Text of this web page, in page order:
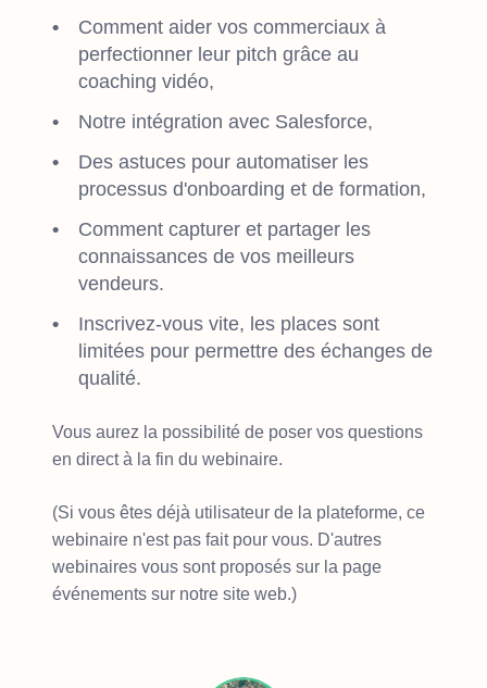
Comment aider vos commerciaux à
perfectionner leur pitch grâce au
coaching vidéo,
Notre intégration avec Salesforce,
Des astuces pour automatiser les
processus d'onboarding et de formation,
Comment capturer et partager les
connaissances de vos meilleurs
vendeurs.
Inscrivez-vous vite, les places sont
limitées pour permettre des échanges de
qualité.
Vous aurez la possibilité de poser vos questions
en direct à la fin du webinaire.
(Si vous êtes déjà utilisateur de la plateforme, ce
webinaire n'est pas fait pour vous. D'autres
webinaires vous sont proposés sur la page
événements sur notre site web.)